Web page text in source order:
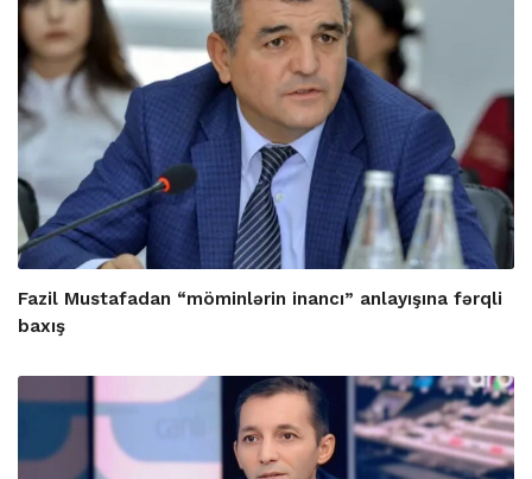
Fazil Mustafadan “möminlərin inancı” anlayışına fərqli
baxış